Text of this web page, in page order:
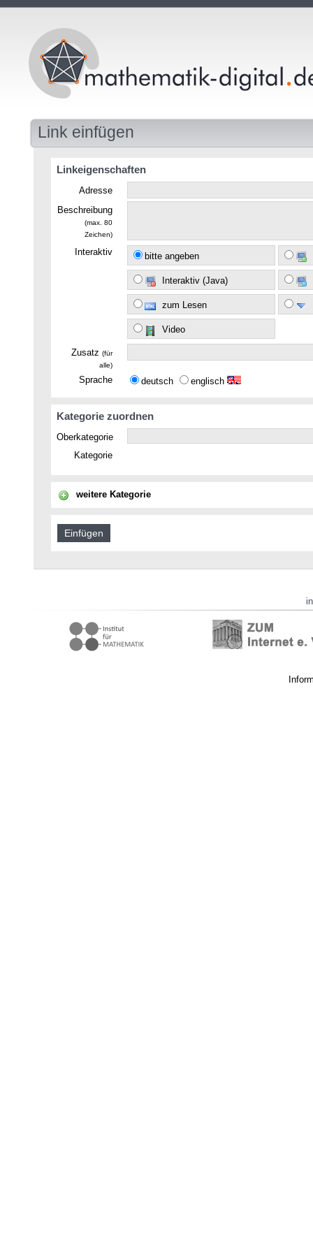
Link einfügen
Linkeigenschaften
Adresse
Beschreibung
(max. 80
Zeichen)
Interaktiv bitte angeben
Interaktiv (Java)
zum Lesen
Video
Zusatz (für
alle)
Sprache deutsch englisch
Kategorie zuordnen
Oberkategorie
Kategorie
weitere Kategorie